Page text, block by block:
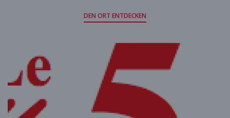
DEN ORT ENTDECKEN